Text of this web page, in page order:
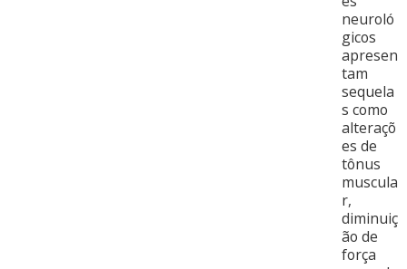
neuroló
gicos
apresen
tam
sequela
s como
alteraçõ
es de
tônus
muscula
r,
diminuiç
ão de
força